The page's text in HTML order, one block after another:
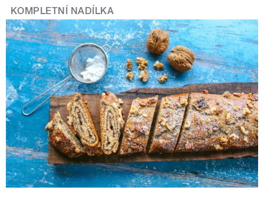
humoristický fenomén Léto s Rádiem Mama
prostřednictvím výběru „přepadení“ a rozhovoru s
Oldřichem Kužílkem. Během svátků odvysílá tři speciální
vydání pořadu Názory a argumenty a připraví vánoční a
novoroční zdravice výrazných osobností. Stejně jako
Radiožurnál zařadí servisní řady věnované změnám a
očekávaným událostem roku 2026.
Premiéry vánočního vysílání
Anděl v kulichu (Dvojka)
KOMPLETNÍ NADÍLKA